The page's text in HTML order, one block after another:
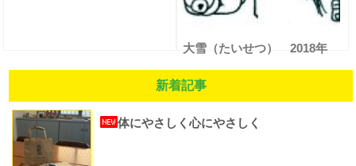
大雪（たいせつ） 2018年
新着記事
体にやさしく心にやさしく